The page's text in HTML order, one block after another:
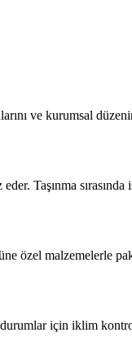
ve kurumsal
Taşınma sırasında
özel malzemelerle
durumlar için iklim